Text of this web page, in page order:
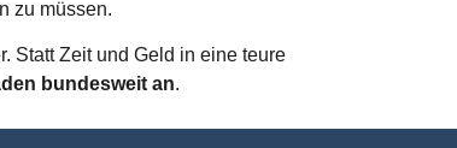
zu müssen.
Statt Zeit und Geld in eine teure
bundesweit an.